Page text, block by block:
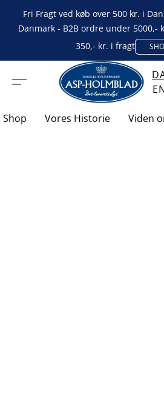
Fri Fragt ved køb over 500 kr. i
Danmark - B2B ordre under 5000,-
350,- kr. i fragt
Shop Vores Historie Viden